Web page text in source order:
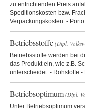
zu entrichtenden Preis
Speditionskosten bzw.
Verpackungskosten -
Betriebsstoffe (Dipl.
Betriebsstoffe werden bei
das Produkt ein, wie z.B.
unterscheidet: - Rohstoffe -
Betriebsoptimum (Dipl.
Unter Betriebsoptimum